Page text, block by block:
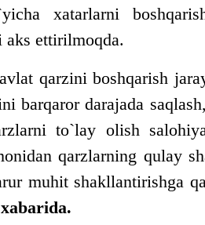
xatarlarni
aks ettirilmoqda.
qarzini boshqarish
barqaror darajada
to`lay olish
qarzlarning qulay
muhit shakllantirishga